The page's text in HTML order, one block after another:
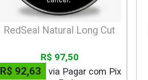
RedSeal Natural Long Cut
R$ 97,50
R$ 92,63 via Pagar com Pix